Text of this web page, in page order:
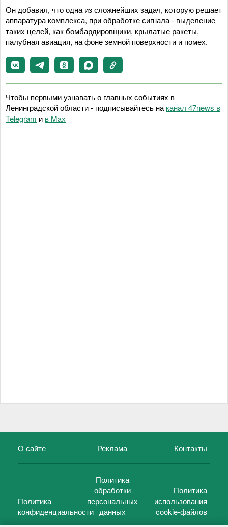
Он добавил, что одна из сложнейших задач, которую решает
аппаратура комплекса, при обработке сигнала - выделение
таких целей, как бомбардировщики, крылатые ракеты,
палубная авиация, на фоне земной поверхности и помех.
Чтобы первыми узнавать о главных событиях в
Ленинградской области - подписывайтесь на канал 47news в
Telegram и в Maх
О сайте Реклама Контакты
Политика
конфиденциальности
Политика
обработки
персональных
данных
Политика
использования
cookie-файлов